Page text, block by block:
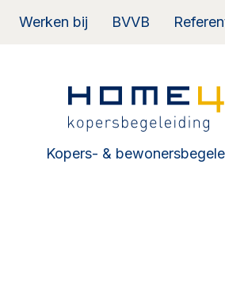
Werken bij BVVB
Kopers- &